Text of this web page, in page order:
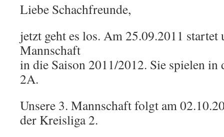
Liebe Schachfreunde,
jetzt geht es los. Am 25.09.2011 startet
Mannschaft
in die Saison 2011/2012. Sie spielen
2A.
Unsere 3. Mannschaft folgt am
der Kreisliga 2.